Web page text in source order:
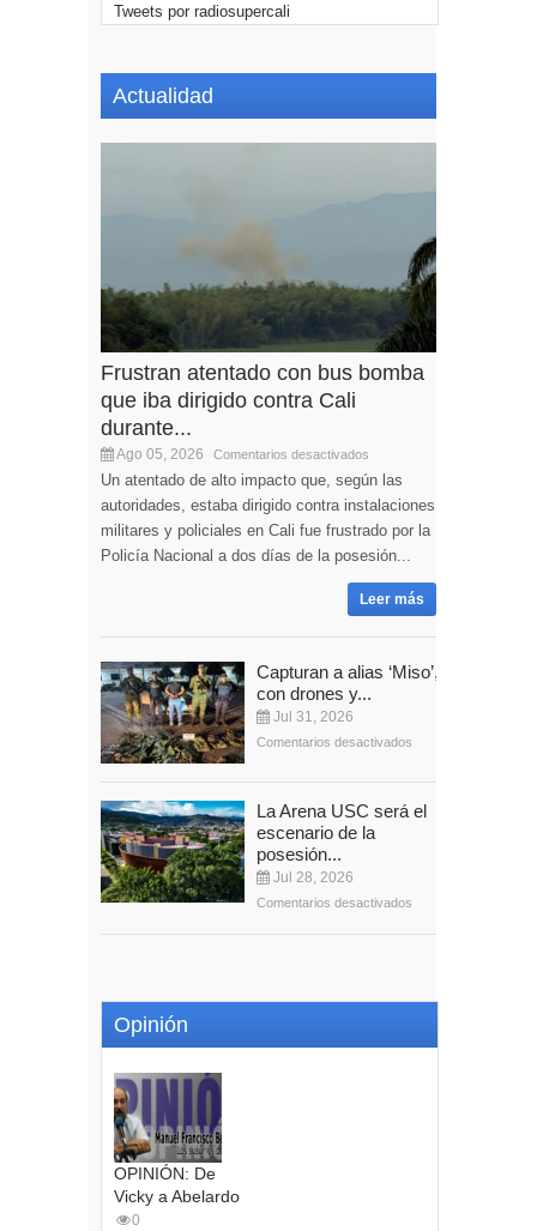
Tweets por radiosupercali
Actualidad
Frustran atentado con bus bomba
que iba dirigido contra Cali
durante...
Ago 05, 2026 Comentarios desactivados
Un atentado de alto impacto que, según las
autoridades, estaba dirigido contra instalaciones
militares y policiales en Cali fue frustrado por la
Policía Nacional a dos días de la posesión...
Leer más
Capturan a alias ‘Miso’,
con drones y...
Jul 31, 2026
Comentarios desactivados
La Arena USC será el
escenario de la
posesión...
Jul 28, 2026
Comentarios desactivados
Opinión
OPINIÓN: De
Vicky a Abelardo
0